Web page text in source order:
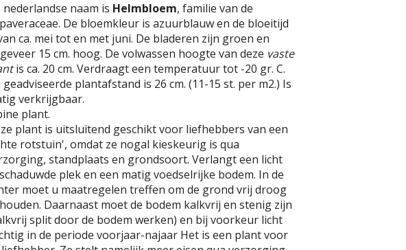
nederlandse naam is Helmbloem, familie van de
De bloemkleur is azuurblauw en de bloeitijd
ca. mei tot en met juni. De bladeren zijn groen en
15 cm. hoog. De volwassen hoogte van deze vaste
is ca. 20 cm. Verdraagt een temperatuur tot -20 gr. C.
geadviseerde plantafstand is 26 cm. (11-15 st. per m2.) Is
verkrijgbaar.
plant.
plant is uitsluitend geschikt voor liefhebbers van een
rotstuin', omdat ze nogal kieskeurig is qua
standplaats en grondsoort. Verlangt een licht
plek en een matig voedselrijke bodem. In de
moet u maatregelen treffen om de grond vrij droog
Daarnaast moet de bodem kalkvrij en stenig zijn
split door de bodem werken) en bij voorkeur licht
in de periode voorjaar-najaar Het is een plant voor